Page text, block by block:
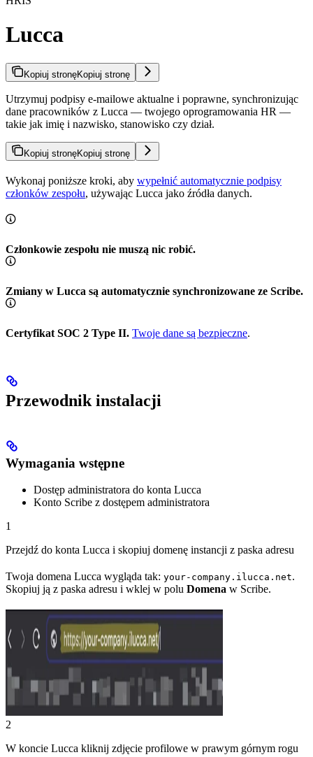
Lucca
Kopiuj stronęKopiuj stronę
Utrzymuj podpisy e-mailowe aktualne i poprawne, synchronizując
dane pracowników z Lucca — twojego oprogramowania HR —
takie jak imię i nazwisko, stanowisko czy dział.
Kopiuj stronęKopiuj stronę
Wykonaj poniższe kroki, aby wypełnić automatycznie podpisy
członków zespołu, używając Lucca jako źródła danych.
Członkowie zespołu nie muszą nic robić.
Zmiany w Lucca są automatycznie synchronizowane ze Scribe.
Certyfikat SOC 2 Type II. Twoje dane są bezpieczne.
Przewodnik instalacji
Wymagania wstępne
Dostęp administratora do konta Lucca
Konto Scribe z dostępem administratora
1
Przejdź do konta Lucca i skopiuj domenę instancji z paska adresu
Twoja domena Lucca wygląda tak: your-company.ilucca.net.
Skopiuj ją z paska adresu i wklej w polu Domena w Scribe.
2
W koncie Lucca kliknij zdjęcie profilowe w prawym górnym rogu